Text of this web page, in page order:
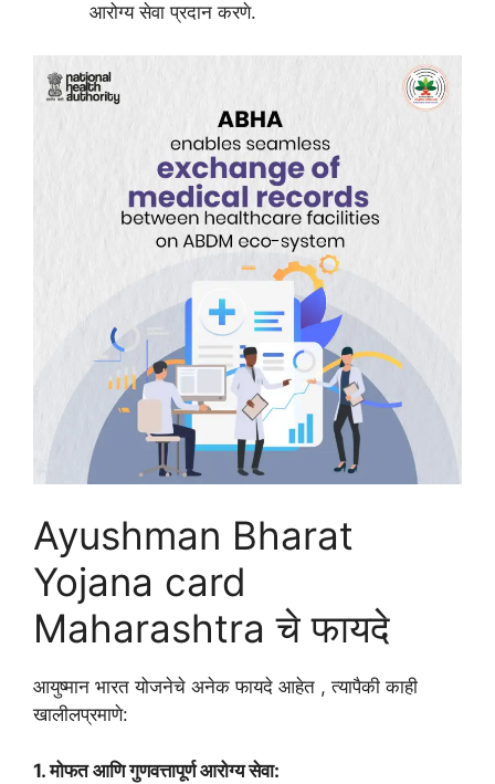
आरोग्य सेवा प्रदान करणे.
Ayushman Bharat
Yojana card
Maharashtra चे फायदे
आयुष्मान भारत योजनेचे अनेक फायदे आहेत , त्यापैकी काही
खालीलप्रमाणे:
1. मोफत आणि गुणवत्तापूर्ण आरोग्य सेवा: